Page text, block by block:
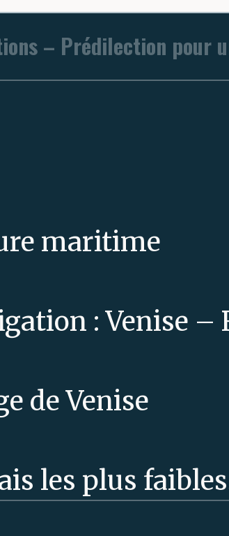
– Prédilection pour
maritime
: Venise –
de Venise
les plus
un instant.